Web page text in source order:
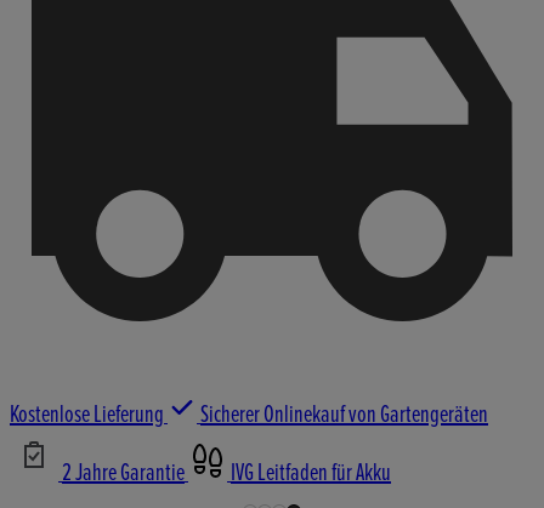
Kostenlose Lieferung
Sicherer Onlinekauf von Gartengeräten
2 Jahre Garantie
IVG Leitfaden für Akku